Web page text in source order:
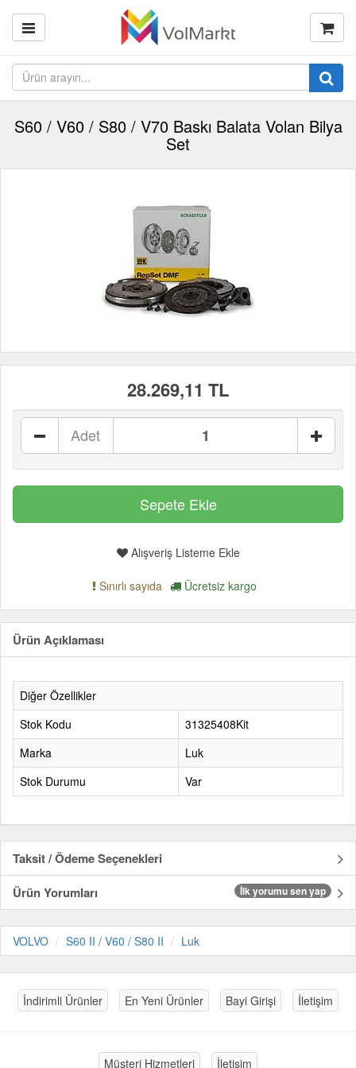
S60 / V60 / S80 / V70 Baskı Balata Volan Bilya
Set
28.269,11 TL
Adet
Alışveriş Listeme Ekle
Sınırlı sayıda Ücretsiz kargo
Ürün Açıklaması
Diğer Özellikler
Stok Kodu
31325408Kit
Marka
Luk
Stok Durumu
Var
Taksit / Ödeme Seçenekleri
Ürün Yorumları
İlk yorumu sen yap
VOLVO S60 II / V60 / S80 II Luk
İndirimli Ürünler En Yeni Ürünler Bayi Girişi İletişim
Müşteri Hizmetleri İletişim